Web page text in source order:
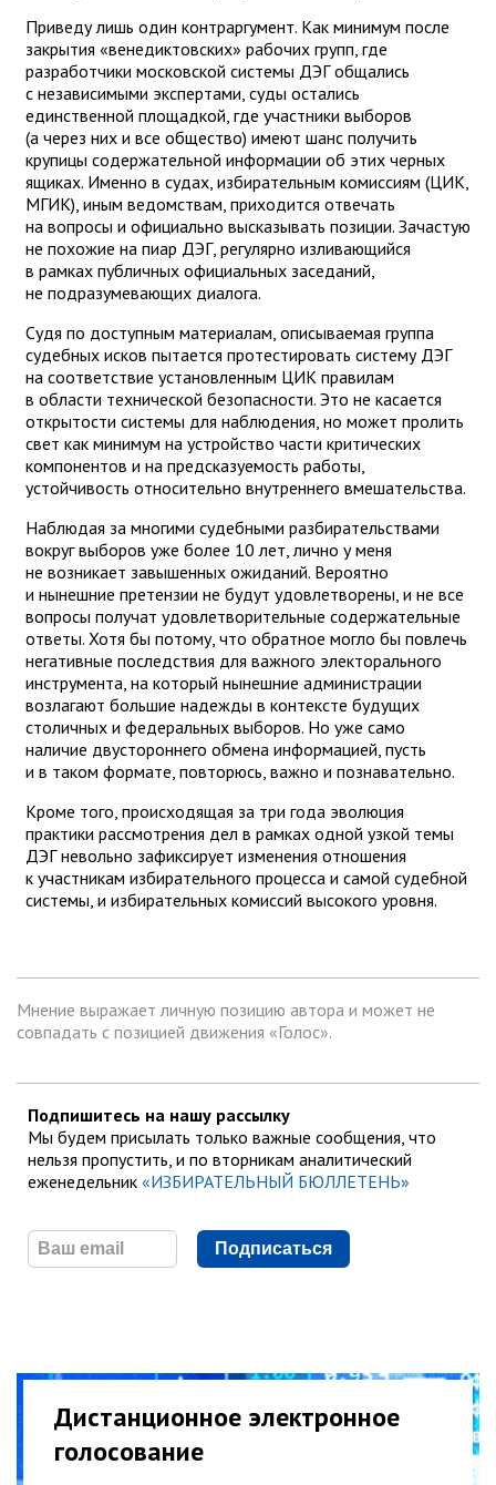
Приведу лишь один контраргумент. Как минимум после
закрытия «венедиктовских» рабочих групп, где
разработчики московской системы ДЭГ общались
с независимыми экспертами, суды остались
единственной площадкой, где участники выборов
(а через них и все общество) имеют шанс получить
крупицы содержательной информации об этих черных
ящиках. Именно в судах, избирательным комиссиям (ЦИК,
МГИК), иным ведомствам, приходится отвечать
на вопросы и официально высказывать позиции. Зачастую
не похожие на пиар ДЭГ, регулярно изливающийся
в рамках публичных официальных заседаний,
не подразумевающих диалога.
Судя по доступным материалам, описываемая группа
судебных исков пытается протестировать систему ДЭГ
на соответствие установленным ЦИК правилам
в области технической безопасности. Это не касается
открытости системы для наблюдения, но может пролить
свет как минимум на устройство части критических
компонентов и на предсказуемость работы,
устойчивость относительно внутреннего вмешательства.
Наблюдая за многими судебными разбирательствами
вокруг выборов уже более 10 лет, лично у меня
не возникает завышенных ожиданий. Вероятно
и нынешние претензии не будут удовлетворены, и не все
вопросы получат удовлетворительные содержательные
ответы. Хотя бы потому, что обратное могло бы повлечь
негативные последствия для важного электорального
инструмента, на который нынешние администрации
возлагают большие надежды в контексте будущих
столичных и федеральных выборов. Но уже само
наличие двустороннего обмена информацией, пусть
и в таком формате, повторюсь, важно и познавательно.
Кроме того, происходящая за три года эволюция
практики рассмотрения дел в рамках одной узкой темы
ДЭГ невольно зафиксирует изменения отношения
к участникам избирательного процесса и самой судебной
системы, и избирательных комиссий высокого уровня.
Мнение выражает личную позицию автора и может не
совпадать с позицией движения «Голос».
Подпишитесь на нашу рассылку
Мы будем присылать только важные сообщения, что
нельзя пропустить, и по вторникам аналитический
еженедельник «ИЗБИРАТЕЛЬНЫЙ БЮЛЛЕТЕНЬ»
Подписаться
Дистанционное электронное
голосование